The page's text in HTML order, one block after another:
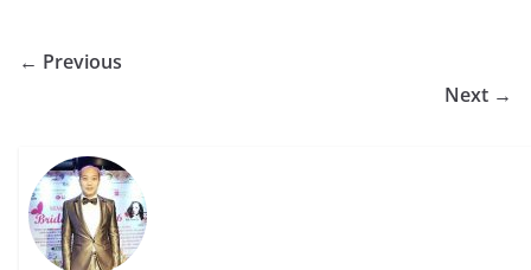
← Previous
Next →